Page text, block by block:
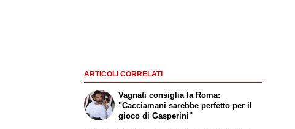
ARTICOLI CORRELATI
Vagnati consiglia la Roma:
"Cacciamani sarebbe perfetto per il
gioco di Gasperini"